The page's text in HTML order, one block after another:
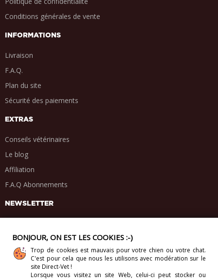
Conditions générales de vente
INFORMATIONS
Livraison
F.A.Q.
Plan du site
Sécurité des paiements
EXTRAS
Conseils vétérinaires
Le blog
Affiliation
F.A.Q Abonnements
NEWSLETTER
PARTAGE SOCIAL
. .
BONJOUR, ON EST LES COOKIES :-)
Trop de cookies est mauvais pour votre chien ou votre chat.
C'est pour cela que nous les utilisons avec modération sur le
site Direct-Vet !
Lorsque vous visitez un site Web, celui-cipeut stocker ou